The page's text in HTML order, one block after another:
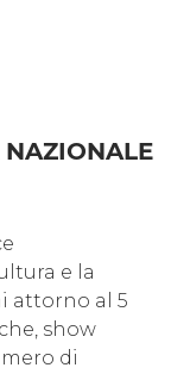
e la
attorno al 5
show
di